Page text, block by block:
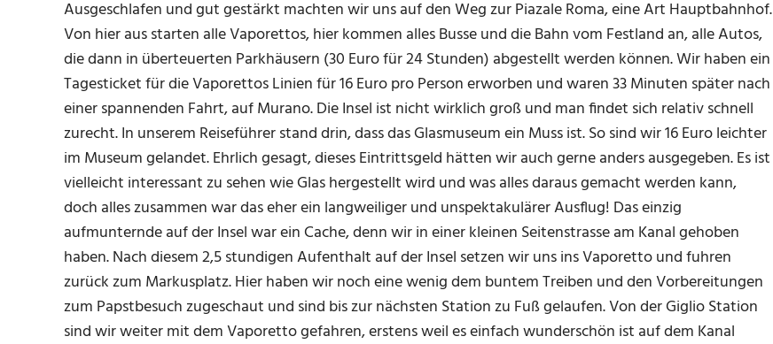
Ausgeschlafen und gut gestärkt machten wir uns auf den Weg zur Piazale Roma, eine Art Hauptbahnhof.
Von hier aus starten alle Vaporettos, hier kommen alles Busse und die Bahn vom Festland an, alle Autos,
die dann in überteuerten Parkhäusern (30 Euro für 24 Stunden) abgestellt werden können. Wir haben ein
Tagesticket für die Vaporettos Linien für 16 Euro pro Person erworben und waren 33 Minuten später nach
einer spannenden Fahrt, auf Murano. Die Insel ist nicht wirklich groß und man findet sich relativ schnell
zurecht. In unserem Reiseführer stand drin, dass das Glasmuseum ein Muss ist. So sind wir 16 Euro leichter
im Museum gelandet. Ehrlich gesagt, dieses Eintrittsgeld hätten wir auch gerne anders ausgegeben. Es ist
vielleicht interessant zu sehen wie Glas hergestellt wird und was alles daraus gemacht werden kann,
doch alles zusammen war das eher ein langweiliger und unspektakulärer Ausflug! Das einzig
aufmunternde auf der Insel war ein Cache, denn wir in einer kleinen Seitenstrasse am Kanal gehoben
haben. Nach diesem 2,5 stundigen Aufenthalt auf der Insel setzen wir uns ins Vaporetto und fuhren
zurück zum Markusplatz. Hier haben wir noch eine wenig dem buntem Treiben und den Vorbereitungen
zum Papstbesuch zugeschaut und sind bis zur nächsten Station zu Fuß gelaufen. Von der Giglio Station
sind wir weiter mit dem Vaporetto gefahren, erstens weil es einfach wunderschön ist auf dem Kanal